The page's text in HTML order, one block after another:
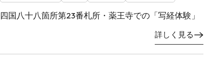
四国八十八箇所第23番札所・薬王寺での「写経体験」
詳しく見る